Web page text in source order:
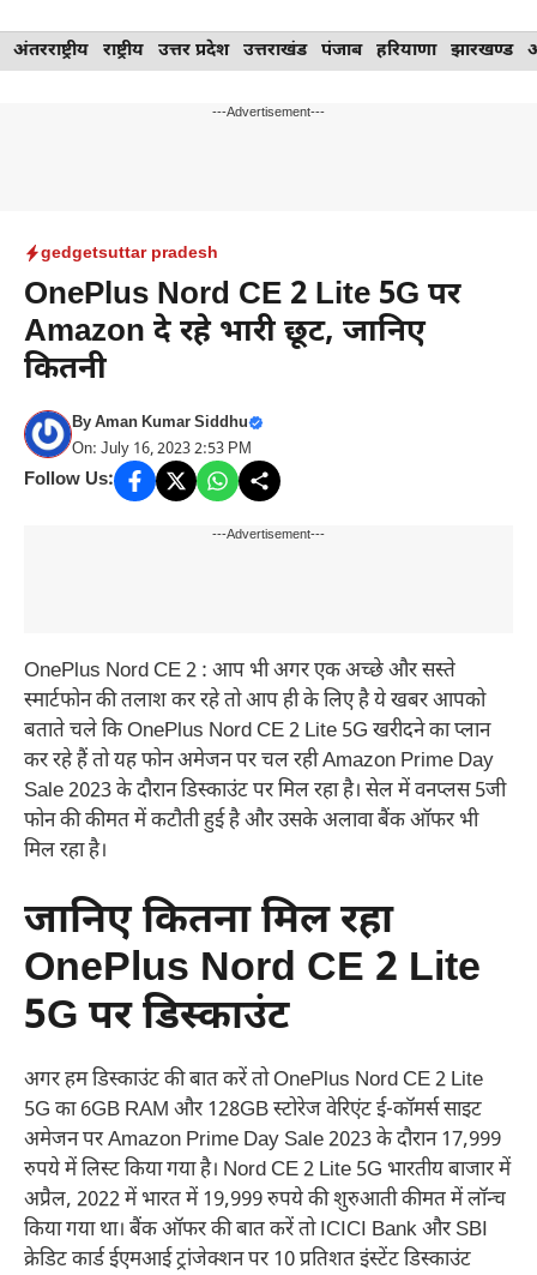
Skip
to
अंतरराष्ट्रीय राष्ट्रीय उत्तर प्रदेश उत्तराखंड पंजाब हरियाणा झारखण्ड
---Advertisement---
gedgetsuttar pradesh
OnePlus Nord CE 2 Lite 5G पर
Amazon दे रहे भारी छूट, जानिए
कितनी
ByAman Kumar Siddhu
On: July 16, 2023 2:53 PM
Follow Us:
---Advertisement---
OnePlus Nord CE 2 : आप भी अगर एक अच्छे और सस्ते
स्मार्टफोन की तलाश कर रहे तो आप ही के लिए है ये खबर आपको
बताते चले कि OnePlus Nord CE 2 Lite 5G खरीदने का प्लान
कर रहे हैं तो यह फोन अमेजन पर चल रही Amazon Prime Day
Sale 2023 के दौरान डिस्काउंट पर मिल रहा है। सेल में वनप्लस 5जी
फोन की कीमत में कटौती हुई है और उसके अलावा बैंक ऑफर भी
मिल रहा है।
जानिए कितना मिल रहा
OnePlus Nord CE 2 Lite
5G पर डिस्काउंट
अगर हम डिस्काउंट की बात करें तो OnePlus Nord CE 2 Lite
5G का 6GB RAM और 128GB स्टोरेज वेरिएंट ई-कॉमर्स साइट
अमेजन पर Amazon Prime Day Sale 2023 के दौरान 17,999
रुपये में लिस्ट किया गया है। Nord CE 2 Lite 5G भारतीय बाजार में
अप्रैल, 2022 में भारत में 19,999 रुपये की शुरुआती कीमत में लॉन्च
किया गया था। बैंक ऑफर की बात करें तो ICICI Bank और SBI
क्रेडिट कार्ड ईएमआई ट्रांजेक्शन पर 10 प्रतिशत इंस्टेंट डिस्काउंट